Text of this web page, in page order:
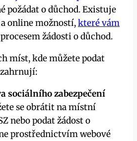
požádat o důchod. Existuje
online možností,které vám
žádosti o důchod.
míst, kde můžete podat
zahrnují:
sociálního zabezpečení
se obrátit na místní
nebo podat žádost o
prostřednictvím webové